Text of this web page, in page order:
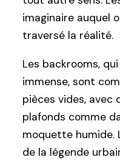
imaginaire auquel
traversé la réalité.
Les backrooms,
immense, sont
pièces vides, avec
plafonds comme
moquette humide.
de la légende